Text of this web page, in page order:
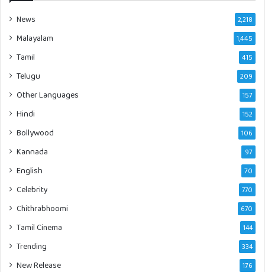
News 2,218
Malayalam 1,445
Tamil 415
Telugu 209
Other Languages 157
Hindi 152
Bollywood 106
Kannada 97
English 70
Celebrity 770
Chithrabhoomi 670
Tamil Cinema 144
Trending 334
New Release 176